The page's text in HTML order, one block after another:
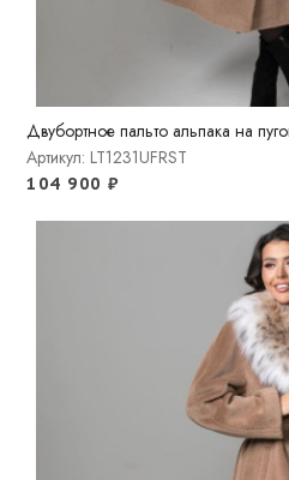
Двубортное пальто альпака на
Артикул: LT1231UFRST
104 900₽